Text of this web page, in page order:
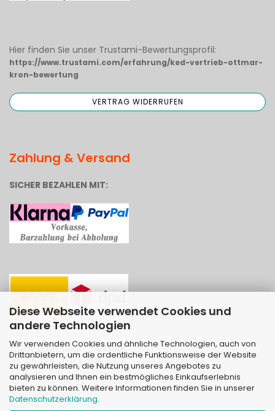
Diese Webseite verwendet Cookies und
andere Technologien
Wir verwenden Cookies und ähnliche Technologien, auch von
Drittanbietern, um die ordentliche Funktionsweise der Website
zu gewährleisten, die Nutzung unseres Angebotes zu
analysieren und Ihnen ein bestmögliches Einkaufserlebnis
bieten zu können. Weitere Informationen finden Sie in unserer
Datenschutzerklärung.
Hier finden Sie unser Trustami-Bewertungsprofil:
https://www.trustami.com/erfahrung/ked-vertrieb-ottmar-
kron-bewertung
Zahlung & Versand
SICHER BEZAHLEN MIT: